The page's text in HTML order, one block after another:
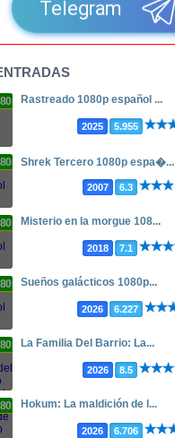
Telegram
Rastreado 1080p español ...
2025 5.955
Shrek Tercero 1080p espa�...
2007 6.3
Misterio en la morgue 108...
2018 7.1
Sueños galácticos 1080p...
2026 6.227
La Familia Del Barrio: La...
2026 8.5
Hokum: La maldición de l...
2026 6.706